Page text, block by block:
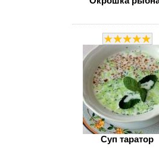
Суп таратор